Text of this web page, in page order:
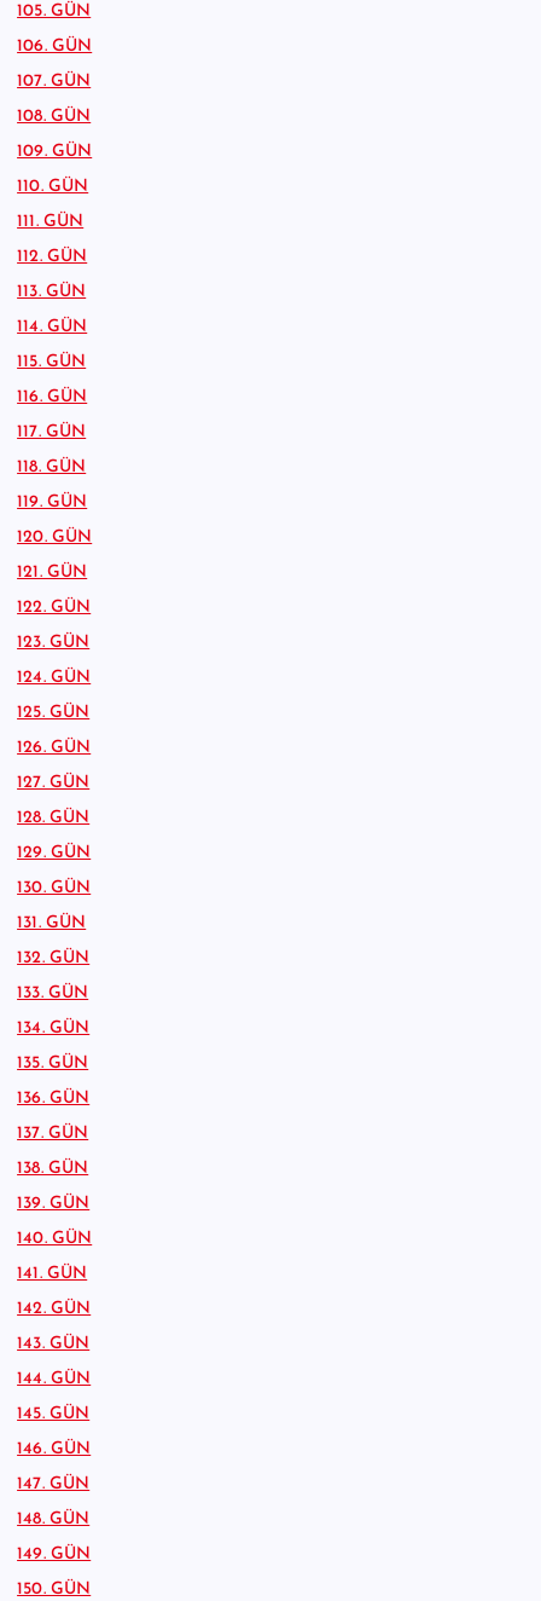
105. GÜN
106. GÜN
107. GÜN
108. GÜN
109. GÜN
110. GÜN
111. GÜN
112. GÜN
113. GÜN
114. GÜN
115. GÜN
116. GÜN
117. GÜN
118. GÜN
119. GÜN
120. GÜN
121. GÜN
122. GÜN
123. GÜN
124. GÜN
125. GÜN
126. GÜN
127. GÜN
128. GÜN
129. GÜN
130. GÜN
131. GÜN
132. GÜN
133. GÜN
134. GÜN
135. GÜN
136. GÜN
137. GÜN
138. GÜN
139. GÜN
140. GÜN
141. GÜN
142. GÜN
143. GÜN
144. GÜN
145. GÜN
146. GÜN
147. GÜN
148. GÜN
149. GÜN
150. GÜN